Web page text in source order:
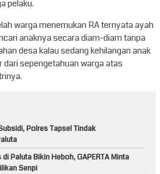
pelaku.
warga menemukan RA ternyata ayah
anaknya secara diam-diam tanpa
desa kalau sedang kehilangan anak
dari sepengetahuan warga atas
Polres Tapsel Tindak
di Paluta Bikin Heboh, GAPERTA Minta
Senpi